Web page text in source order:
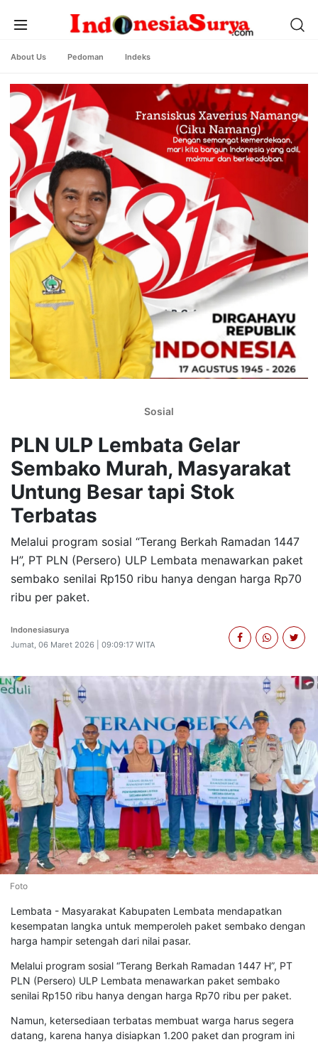
About Us Pedoman Indeks
Sosial
PLN ULP Lembata Gelar
Sembako Murah, Masyarakat
Untung Besar tapi Stok
Terbatas
Melalui program sosial “Terang Berkah Ramadan 1447
H”, PT PLN (Persero) ULP Lembata menawarkan paket
sembako senilai Rp150 ribu hanya dengan harga Rp70
ribu per paket.
Indonesiasurya
Jumat, 06 Maret 2026 | 09:09:17 WITA
Foto
Lembata - Masyarakat Kabupaten Lembata mendapatkan
kesempatan langka untuk memperoleh paket sembako dengan
harga hampir setengah dari nilai pasar.
Melalui program sosial “Terang Berkah Ramadan 1447 H”, PT
PLN (Persero) ULP Lembata menawarkan paket sembako
senilai Rp150 ribu hanya dengan harga Rp70 ribu per paket.
Namun, ketersediaan terbatas membuat warga harus segera
datang, karena hanya disiapkan 1.200 paket dan program ini